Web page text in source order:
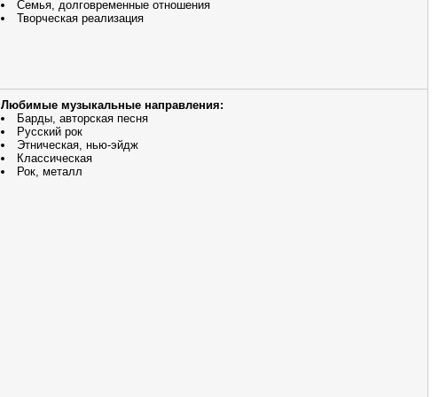
Семья, долговременные отношения
Творческая реализация
Любимые музыкальные направления:
Барды, авторская песня
Русский рок
Этническая, нью-эйдж
Классическая
Рок, металл